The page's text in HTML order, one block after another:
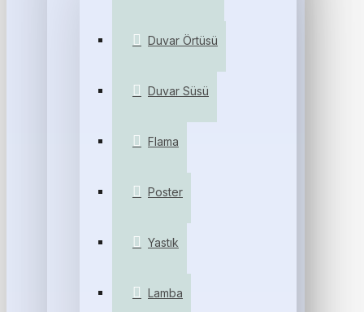
Duvar Örtüsü
Duvar Süsü
Flama
Poster
Yastık
Lamba